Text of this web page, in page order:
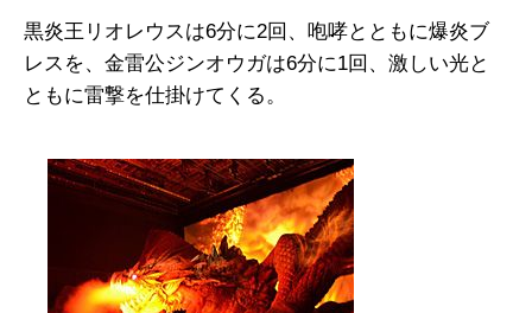
黒炎王リオレウスは6分に2回、咆哮とともに爆炎ブ
レスを、金雷公ジンオウガは6分に1回、激しい光と
ともに雷撃を仕掛けてくる。